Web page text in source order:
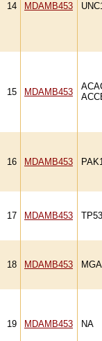
14 MDAMB453
15 MDAMB453
16 MDAMB453
17 MDAMB453
18 MDAMB453 MGA
19 MDAMB453 NA